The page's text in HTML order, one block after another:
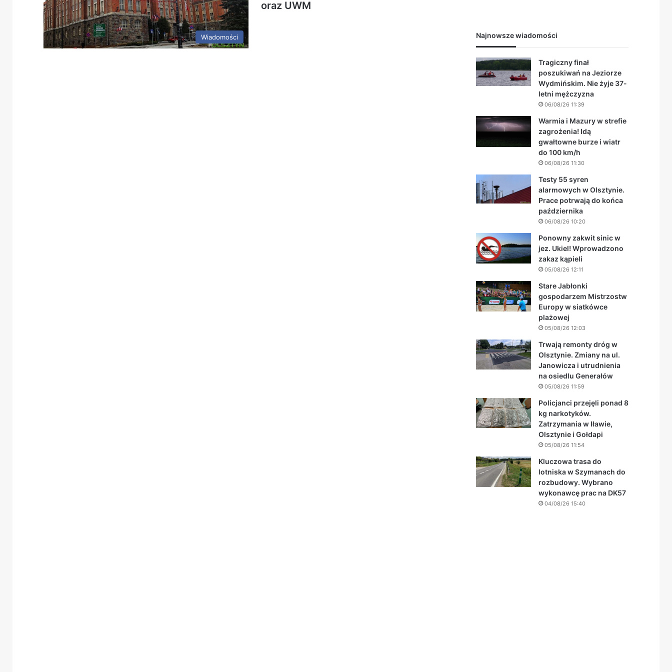
Wiadomości
oraz UWM
Najnowsze wiadomości
Tragiczny finał
poszukiwań na Jeziorze
Wydmińskim. Nie żyje 37-
letni mężczyzna
06/08/26 11:39
Warmia i Mazury w strefie
zagrożenia! Idą
gwałtowne burze i wiatr
do 100 km/h
06/08/26 11:30
Testy 55 syren
alarmowych w Olsztynie.
Prace potrwają do końca
października
06/08/26 10:20
Ponowny zakwit sinic w
jez. Ukiel! Wprowadzono
zakaz kąpieli
05/08/26 12:11
Stare Jabłonki
gospodarzem Mistrzostw
Europy w siatkówce
plażowej
05/08/26 12:03
Trwają remonty dróg w
Olsztynie. Zmiany na ul.
Janowicza i utrudnienia
na osiedlu Generałów
05/08/26 11:59
Policjanci przejęli ponad 8
kg narkotyków.
Zatrzymania w Iławie,
Olsztynie i Gołdapi
05/08/26 11:54
Kluczowa trasa do
lotniska w Szymanach do
rozbudowy. Wybrano
wykonawcę prac na DK57
04/08/26 15:40